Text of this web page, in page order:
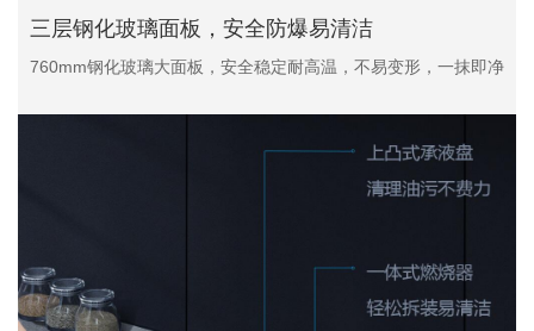
三层钢化玻璃面板，安全防爆易清洁
760mm钢化玻璃大面板，安全稳定耐高温，不易变形，一抹即净